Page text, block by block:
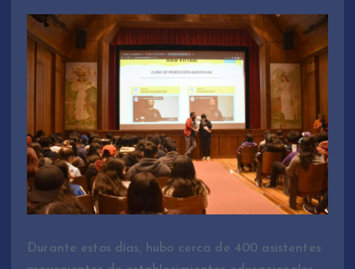
Durante estos días, hubo cerca de 400 asistentes